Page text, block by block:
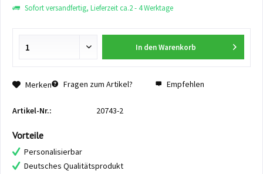
Sofort versandfertig, Lieferzeit ca.2 - 4 Werktage
In den Warenkorb
Merken Fragen zum Artikel? Empfehlen
Artikel-Nr.: 20743-2
Vorteile
Personalisierbar
Deutsches Qualitätsprodukt